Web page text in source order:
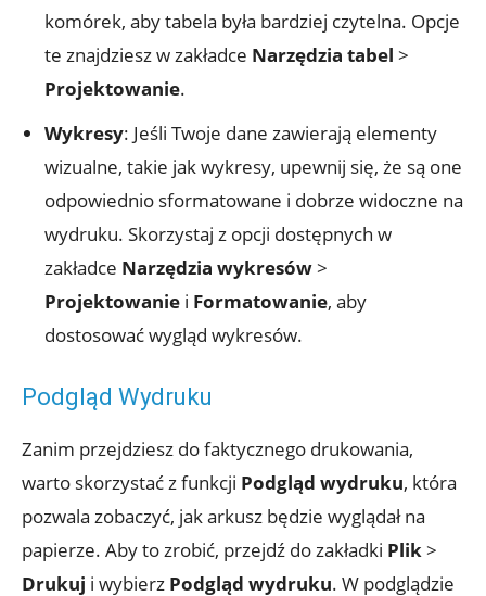
komórek, aby tabela była bardziej czytelna. Opcje
te znajdziesz w zakładce Narzędzia tabel >
Projektowanie.
Wykresy: Jeśli Twoje dane zawierają elementy
wizualne, takie jak wykresy, upewnij się, że są one
odpowiednio sformatowane i dobrze widoczne na
wydruku. Skorzystaj z opcji dostępnych w
zakładce Narzędzia wykresów>
Projektowanie i Formatowanie, aby
dostosować wygląd wykresów.
Podgląd Wydruku
Zanim przejdziesz do faktycznego drukowania,
warto skorzystać z funkcji Podgląd wydruku, która
pozwala zobaczyć, jak arkusz będzie wyglądał na
papierze. Aby to zrobić, przejdź do zakładki Plik>
Drukuj i wybierz Podgląd wydruku. W podglądzie